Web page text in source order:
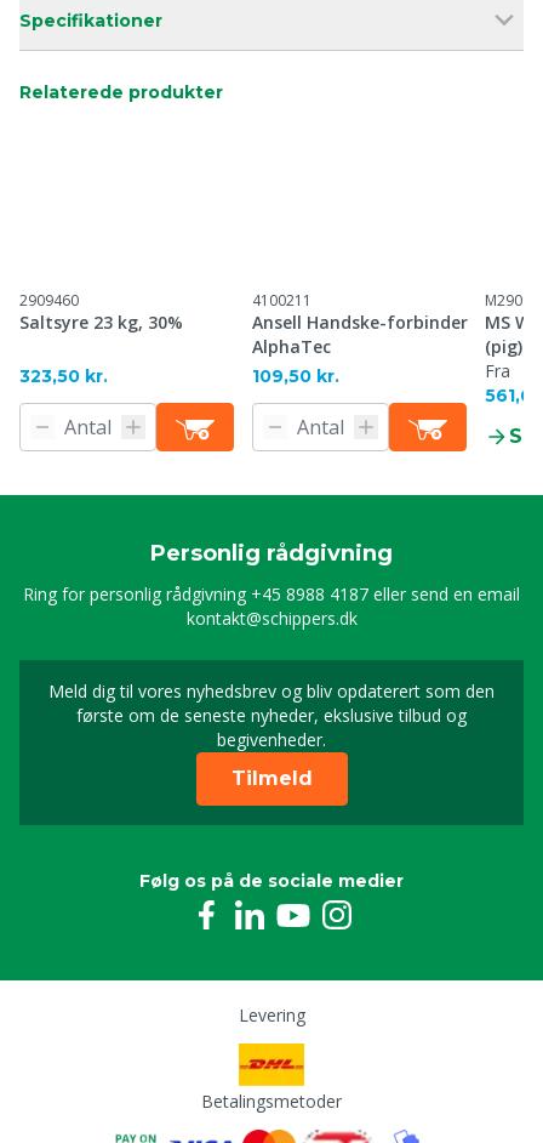
Specifikationer
Relaterede produkter
2909460
Saltsyre 23 kg, 30%
323,50 kr.
4100211
Ansell Handske-forbinder
AlphaTec
109,50 kr.
MS
(pig)
Fra
Personlig rådgivning
Ring for personlig rådgivning +45 8988 4187 eller send en email
kontakt@schippers.dk
Meld dig til vores nyhedsbrev og bliv opdaterert som den
første om de seneste nyheder, ekslusive tilbud og
begivenheder.
Timeld dig vores
Tilmeld
Følg os på de sociale medier
Levering
Betalingsmetoder